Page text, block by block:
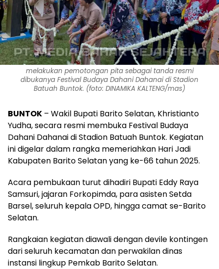
melakukan pemotongan pita sebagai tanda resmi
dibukanya Festival Budaya Dahani Dahanai di Stadion
Batuah Buntok. (foto: DINAMIKA KALTENG/mas)
BUNTOK – Wakil Bupati Barito Selatan, Khristianto
Yudha, secara resmi membuka Festival Budaya
Dahani Dahanai di Stadion Batuah Buntok. Kegiatan
ini digelar dalam rangka memeriahkan Hari Jadi
Kabupaten Barito Selatan yang ke-66 tahun 2025.
Acara pembukaan turut dihadiri Bupati Eddy Raya
Samsuri, jajaran Forkopimda, para asisten Setda
Barsel, seluruh kepala OPD, hingga camat se-Barito
Selatan.
Rangkaian kegiatan diawali dengan devile kontingen
dari seluruh kecamatan dan perwakilan dinas
instansi lingkup Pemkab Barito Selatan.